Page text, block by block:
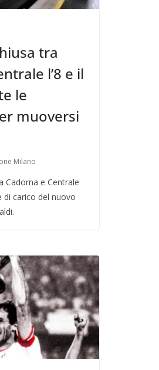
tra
l’8 e il
le
muoversi
Milano
Cadorna e Centrale
di carico del nuovo